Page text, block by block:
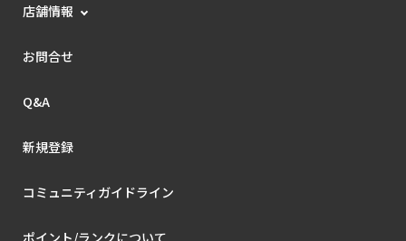
店舗情報
お問合せ
Q&A
新規登録
コミュニティガイドライン
ポイント/ランクについて